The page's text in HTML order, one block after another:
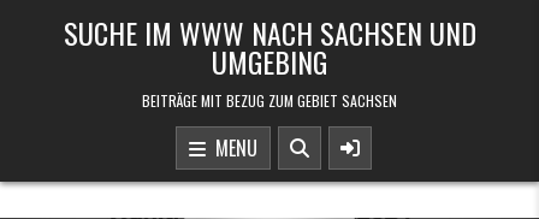
SUCHE IM WWW NACH SACHSEN UND
UMGEBING
BEITRÄGE MIT BEZUG ZUM GEBIET SACHSEN
MENU